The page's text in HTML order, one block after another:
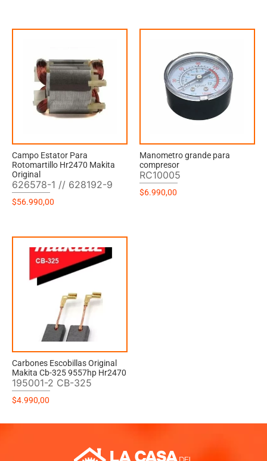
Campo Estator Para
Rotomartillo Hr2470 Makita
Original
626578-1 // 628192-9
$56.990,00
Manometro grande para
compresor
RC10005
$6.990,00
Carbones Escobillas Original
Makita Cb-325 9557hp Hr2470
195001-2 CB-325
$4.990,00